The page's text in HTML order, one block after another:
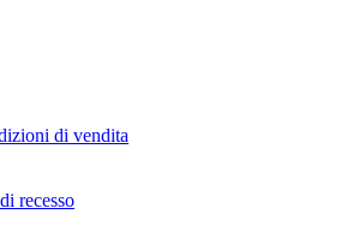
di vendita
recesso